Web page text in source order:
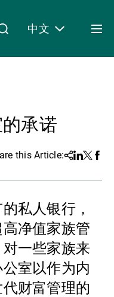
构
中文
承诺
this Article:Share
Linkedin
Twitter
私人银行，
净值家族管
一些家族来
室以作为内
财富管理的